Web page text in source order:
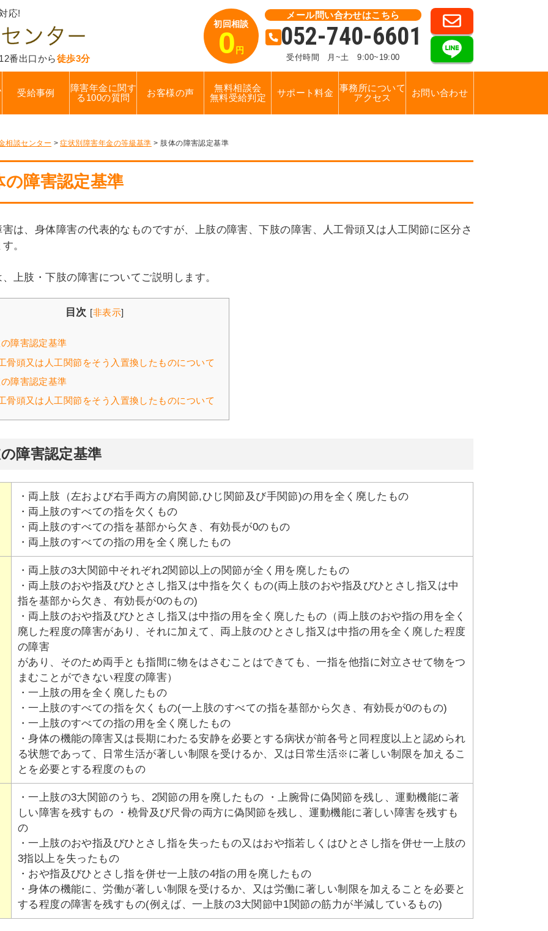
応!
12番出口から徒歩3分
初回相談
0円
メール問い合わせはこちら
052-740-6601
受付時間 月~土 9:00~19:00
受給事例
障害年金に関す
る100の質問
お客様の声
無料相談会
無料受給判定
サポート料金
事務所について
アクセス
お問い合わせ
相談センター >症状別障害年金の等級基準 > 肢体の障害認定基準
の障害認定基準
害は、身体障害の代表的なものですが、上肢の障害、下肢の障害、人工骨頭又は人工関節に区分さ
。
、上肢・下肢の障害についてご説明します。
目次 [非表示]
の障害認定基準
骨頭又は人工関節をそう入置換したものについて
障害認定基準
骨頭又は人工関節をそう入置換したものについて
障害認定基準
・両上肢（左および右手両方の肩関節,ひじ関節及び手関節)の用を全く廃したもの
・両上肢のすべての指を欠くもの
・両上肢のすべての指を基部から欠き、有効長が0のもの
・両上肢のすべての指の用を全く廃したもの
・両上肢の3大関節中それぞれ2関節以上の関節が全く用を廃したもの
・両上肢のおや指及びひとさし指又は中指を欠くもの(両上肢のおや指及びひとさし指又は中
指を基部から欠き、有効長が0のもの)
・両上肢のおや指及びひとさし指又は中指の用を全く廃したもの（両上肢のおや指の用を全く
廃した程度の障害があり、それに加えて、両上肢のひとさし指又は中指の用を全く廃した程度
の障害
があり、そのため両手とも指間に物をはさむことはできても、一指を他指に対立させて物をつ
まむことができない程度の障害）
・一上肢の用を全く廃したもの
・一上肢のすべての指を欠くもの(一上肢のすべての指を基部から欠き、有効長が0のもの)
・一上肢のすべての指の用を全く廃したもの
・身体の機能の障害又は長期にわたる安静を必要とする病状が前各号と同程度以上と認められ
る状態であって、日常生活が著しい制限を受けるか、又は日常生活※に著しい制限を加えるこ
とを必要とする程度のもの
・一上肢の3大関節のうち、2関節の用を廃したもの ・上腕骨に偽関節を残し、運動機能に著
しい障害を残すもの ・橈骨及び尺骨の両方に偽関節を残し、運動機能に著しい障害を残すも
の
・一上肢のおや指及びひとさし指を失ったもの又はおや指若しくはひとさし指を併せ一上肢の
3指以上を失ったもの
・おや指及びひとさし指を併せ一上肢の4指の用を廃したもの
・身体の機能に、労働が著しい制限を受けるか、又は労働に著しい制限を加えることを必要と
する程度の障害を残すもの(例えば、一上肢の3大関節中1関節の筋力が半減しているもの)